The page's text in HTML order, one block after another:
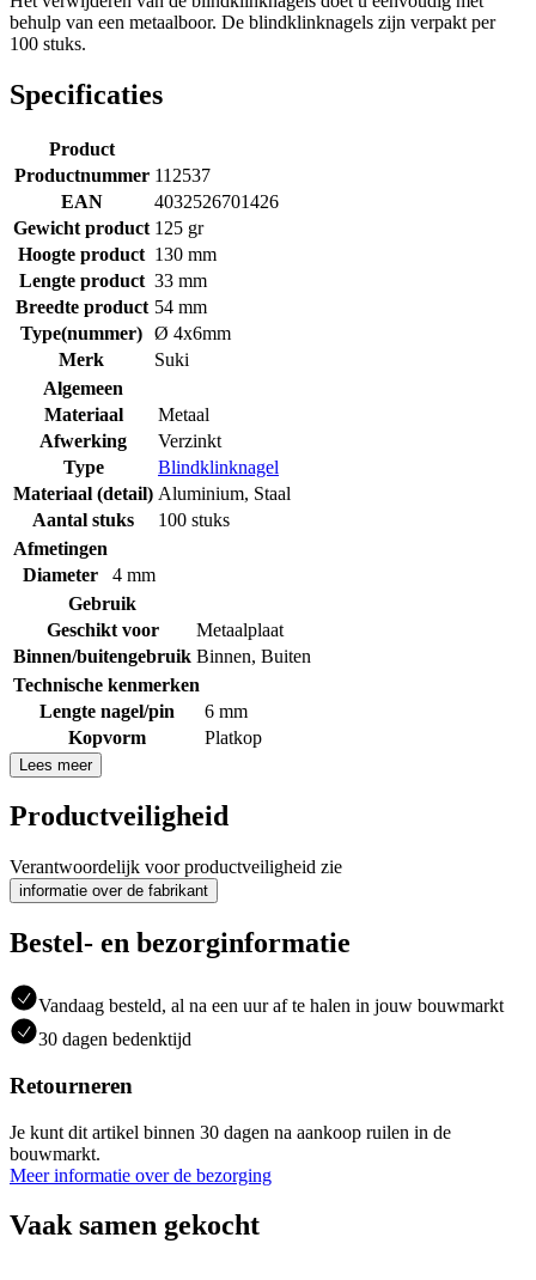
behulp van een metaalboor. De blindklinknagels zijn verpakt per
100 stuks.
Specificaties
Product
Productnummer 112537
EAN
4032526701426
Gewicht product 125 gr
Hoogte product 130 mm
Lengte product 33 mm
Breedte product 54 mm
Type(nummer) Ø 4x6mm
Merk
Suki
Algemeen
Materiaal
Metaal
Afwerking
Verzinkt
Type
Blindklinknagel
Materiaal (detail) Aluminium, Staal
Aantal stuks
100 stuks
Afmetingen
Diameter
4 mm
Gebruik
Geschikt voor
Metaalplaat
Binnen/buitengebruik Binnen, Buiten
Technische kenmerken
Lengte nagel/pin
6 mm
Kopvorm
Platkop
Lees meer
Productveiligheid
Verantwoordelijk voor productveiligheid zie
informatie over de fabrikant
Bestel- en bezorginformatie
Vandaag besteld, al na een uur af te halen in jouw bouwmarkt
30 dagen bedenktijd
Retourneren
Je kunt dit artikel binnen 30 dagen na aankoop ruilen in de
bouwmarkt.
Meer informatie over de bezorging
Vaak samen gekocht